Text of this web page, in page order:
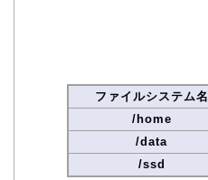
ファイルシステム名
/home
/data
/ssd